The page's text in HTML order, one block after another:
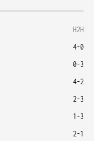
H2H
4-0
0-3
4-2
2-3
1-3
2-1